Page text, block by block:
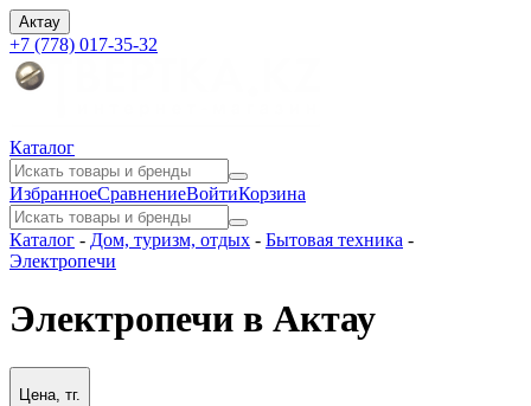
Актау
+7 (778) 017-35-32
Каталог
ИзбранноеСравнениеВойтиКорзина
Каталог - Дом, туризм, отдых - Бытовая техника -
Электропечи
Электропечи в Актау
Цена, тг.